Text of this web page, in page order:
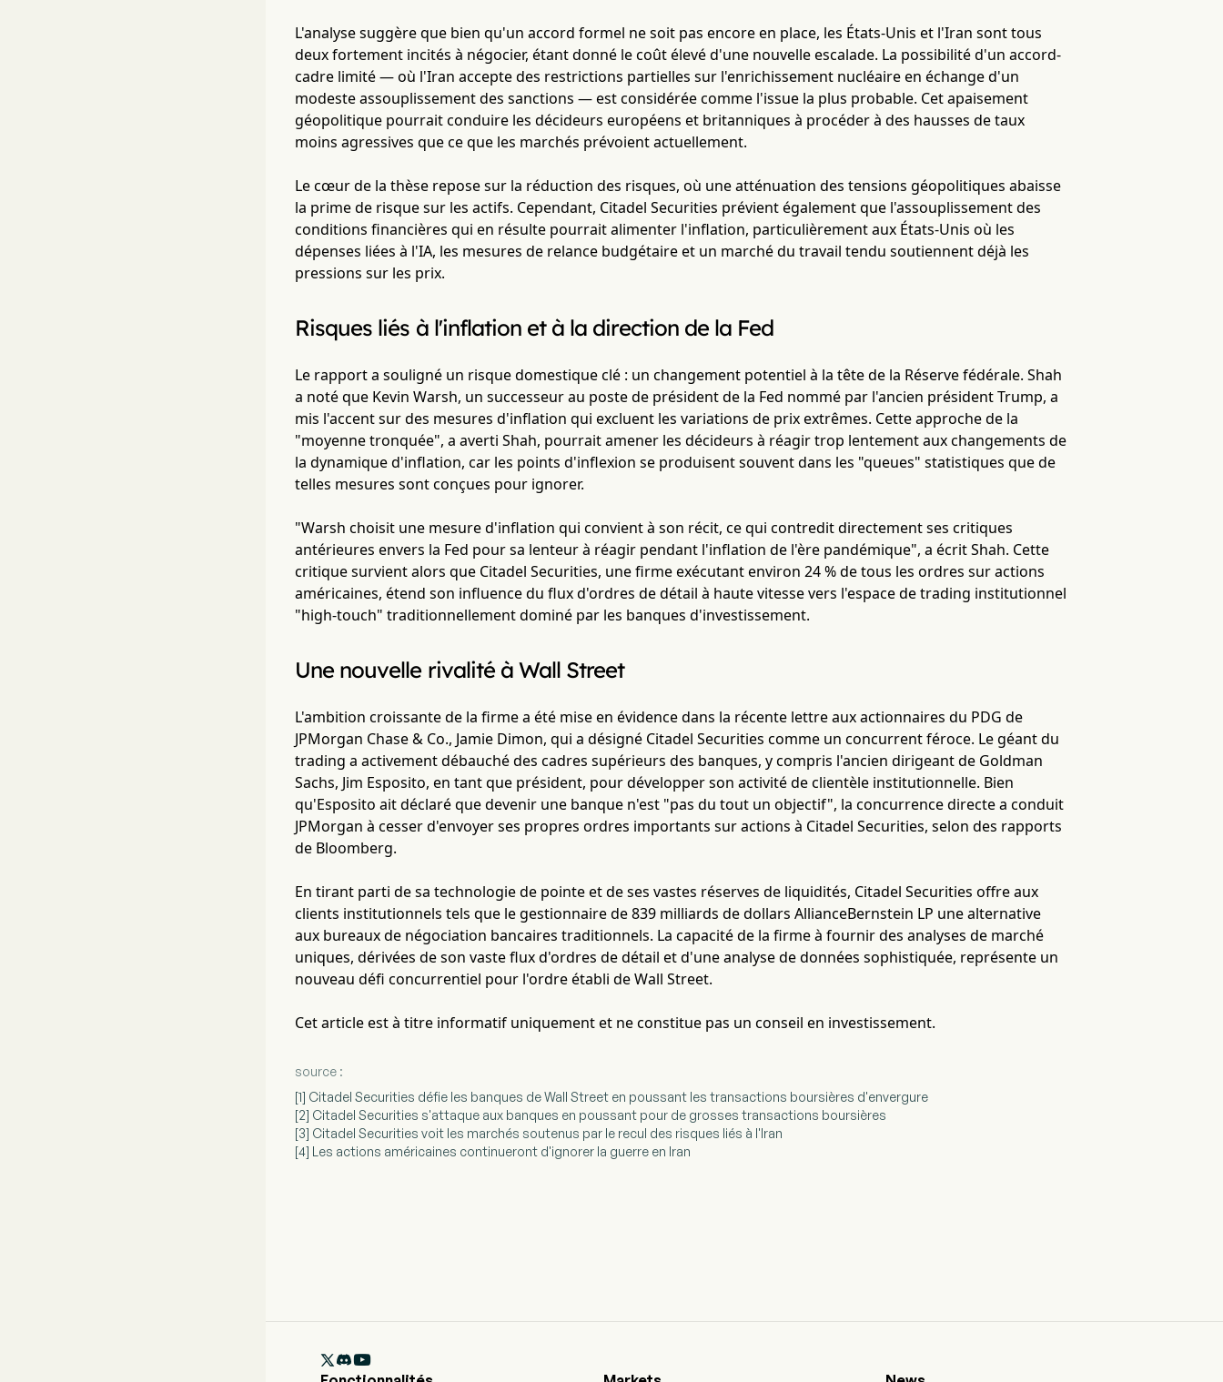
L'analyse suggère que bien qu'un accord formel ne soit pas encore en place, les États-Unis et l'Iran sont tous
deux fortement incités à négocier, étant donné le coût élevé d'une nouvelle escalade. La possibilité d'un accord-
cadre limité — où l'Iran accepte des restrictions partielles sur l'enrichissement nucléaire en échange d'un
modeste assouplissement des sanctions — est considérée comme l'issue la plus probable. Cet apaisement
géopolitique pourrait conduire les décideurs européens et britanniques à procéder à des hausses de taux
moins agressives que ce que les marchés prévoient actuellement.
Le cœur de la thèse repose sur la réduction des risques, où une atténuation des tensions géopolitiques abaisse
la prime de risque sur les actifs. Cependant, Citadel Securities prévient également que l'assouplissement des
conditions financières qui en résulte pourrait alimenter l'inflation, particulièrement aux États-Unis où les
dépenses liées à l'IA, les mesures de relance budgétaire et un marché du travail tendu soutiennent déjà les
pressions sur les prix.
Risques liés à l'inflation et à la direction de la Fed
Le rapport a souligné un risque domestique clé : un changement potentiel à la tête de la Réserve fédérale. Shah
a noté que Kevin Warsh, un successeur au poste de président de la Fed nommé par l'ancien président Trump, a
mis l'accent sur des mesures d'inflation qui excluent les variations de prix extrêmes. Cette approche de la
"moyenne tronquée", a averti Shah, pourrait amener les décideurs à réagir trop lentement aux changements de
la dynamique d'inflation, car les points d'inflexion se produisent souvent dans les "queues" statistiques que de
telles mesures sont conçues pour ignorer.
"Warsh choisit une mesure d'inflation qui convient à son récit, ce qui contredit directement ses critiques
antérieures envers la Fed pour sa lenteur à réagir pendant l'inflation de l'ère pandémique", a écrit Shah. Cette
critique survient alors que Citadel Securities, une firme exécutant environ 24 % de tous les ordres sur actions
américaines, étend son influence du flux d'ordres de détail à haute vitesse vers l'espace de trading institutionnel
"high-touch" traditionnellement dominé par les banques d'investissement.
Une nouvelle rivalité à Wall Street
L'ambition croissante de la firme a été mise en évidence dans la récente lettre aux actionnaires du PDG de
JPMorgan Chase & Co., Jamie Dimon, qui a désigné Citadel Securities comme un concurrent féroce. Le géant du
trading a activement débauché des cadres supérieurs des banques, y compris l'ancien dirigeant de Goldman
Sachs, Jim Esposito, en tant que président, pour développer son activité de clientèle institutionnelle. Bien
qu'Esposito ait déclaré que devenir une banque n'est "pas du tout un objectif", la concurrence directe a conduit
JPMorgan à cesser d'envoyer ses propres ordres importants sur actions à Citadel Securities, selon des rapports
de Bloomberg.
En tirant parti de sa technologie de pointe et de ses vastes réserves de liquidités, Citadel Securities offre aux
clients institutionnels tels que le gestionnaire de 839 milliards de dollars AllianceBernstein LP une alternative
aux bureaux de négociation bancaires traditionnels. La capacité de la firme à fournir des analyses de marché
uniques, dérivées de son vaste flux d'ordres de détail et d'une analyse de données sophistiquée, représente un
nouveau défi concurrentiel pour l'ordre établi de Wall Street.
Cet article est à titre informatif uniquement et ne constitue pas un conseil en investissement.
source :
[1] Citadel Securities défie les banques de Wall Street en poussant les transactions boursières d'envergure
[2] Citadel Securities s'attaque aux banques en poussant pour de grosses transactions boursières
[3] Citadel Securities voit les marchés soutenus par le recul des risques liés à l'Iran
[4] Les actions américaines continueront d'ignorer la guerre en Iran
